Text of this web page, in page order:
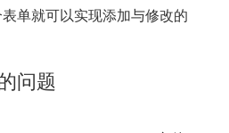
单就可以实现添加与修改的
问题